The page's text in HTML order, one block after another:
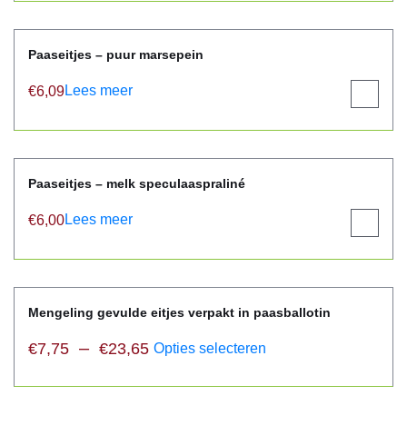
Paaseitjes – puur marsepein
€6,09
product
Lees meer
Paaseitjes – melk speculaaspraliné
€6,00
product
Lees meer
Mengeling gevulde eitjes verpakt in paasballotin
€7,75 – €23,65 Opties selecteren